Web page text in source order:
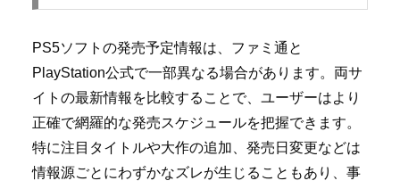
PS5ソフトの発売予定情報は、ファミ通と
PlayStation公式で一部異なる場合があります。両サ
イトの最新情報を比較することで、ユーザーはより
正確で網羅的な発売スケジュールを把握できます。
特に注目タイトルや大作の追加、発売日変更などは
情報源ごとにわずかなズレが生じることもあり、事